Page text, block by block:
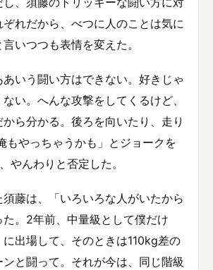
ぞれだから、べつに人のことは気に
いつつも表情を変えた。
あいう闘い方はできない。好きじゃ
い。へんな攻撃をしてくるけど、
ら分かる。後ろを向いたり、走り
もやっちゃうかも」とジョークを
やんわりと否定した。
藤は、「いろいろな人がいたから
た。2年前、中量級として僕だけ
に出場して、そのときは110kg差の
と闘って。それが今は、同じ階級